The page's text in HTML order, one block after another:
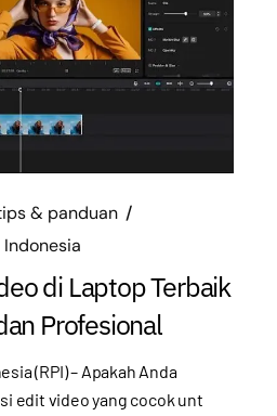
& panduan
Indonesia
di Laptop Terbaik
Profesional
(RPI) – Apakah Anda
edit video yang cocok unt